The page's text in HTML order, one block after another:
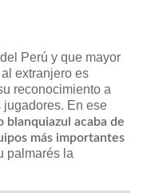
Perú y que mayor
extranjero es
reconocimiento a
En ese
blanquiazul acaba de
más importantes
palmarés la